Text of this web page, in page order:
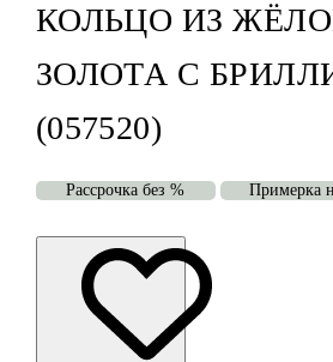
КОЛЬЦО ИЗ
ЗОЛОТА С
(057520)
Рассрочка без % Примерка